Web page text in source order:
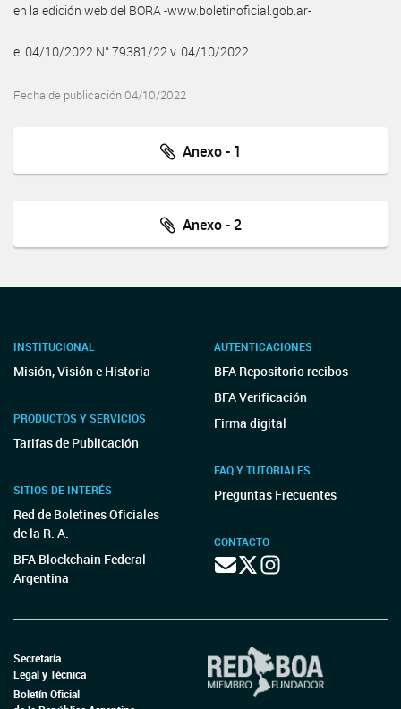
en la edición web del BORA -www.boletinoficial.gob.ar-
e. 04/10/2022 N° 79381/22 v. 04/10/2022
Fecha de publicación 04/10/2022
Anexo - 1
Anexo - 2
INSTITUCIONAL
Misión, Visión e Historia
PRODUCTOS Y SERVICIOS
Tarifas de Publicación
SITIOS DE INTERÉS
Red de Boletines Oficiales
de la R. A.
BFA Blockchain Federal
Argentina
AUTENTICACIONES
BFA Repositorio recibos
BFA Verificación
Firma digital
FAQ Y TUTORIALES
Preguntas Frecuentes
CONTACTO
Secretaría
Legal y Técnica
Boletín Oficial